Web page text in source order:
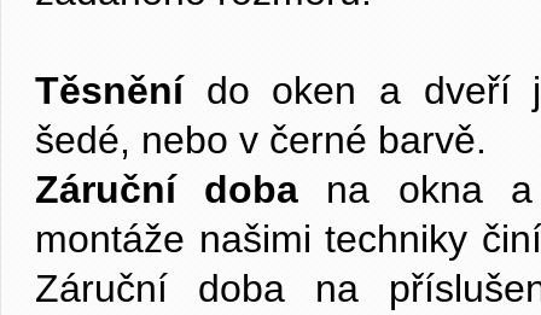
Těsnění do oken a dveří
šedé, nebo v černé barvě.
Záruční doba na okna a
montáže našimi techniky
Záruční doba na